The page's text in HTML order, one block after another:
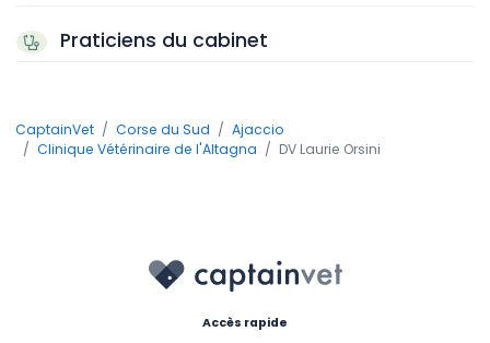
Praticiens du cabinet
CaptainVet Corse du Sud
Ajaccio
Clinique Vétérinaire de l'Altagna
DV Laurie Orsini
Accès rapide